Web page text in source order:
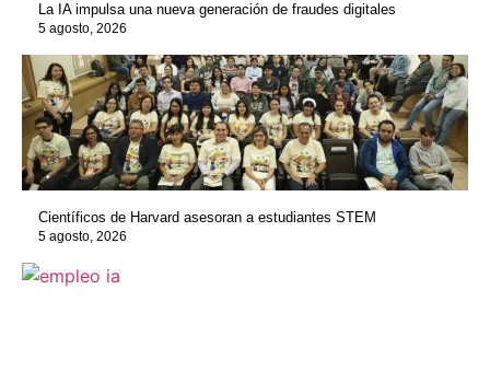
La IA impulsa una nueva generación de fraudes digitales
5 agosto, 2026
Científicos de Harvard asesoran a estudiantes STEM
5 agosto, 2026